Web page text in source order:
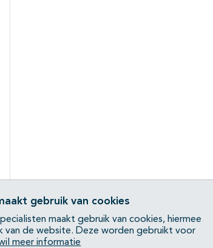
gebruik van cookies
maakt gebruik van cookies, hiermee
van de website. Deze worden gebruikt voor
wil meer informatie